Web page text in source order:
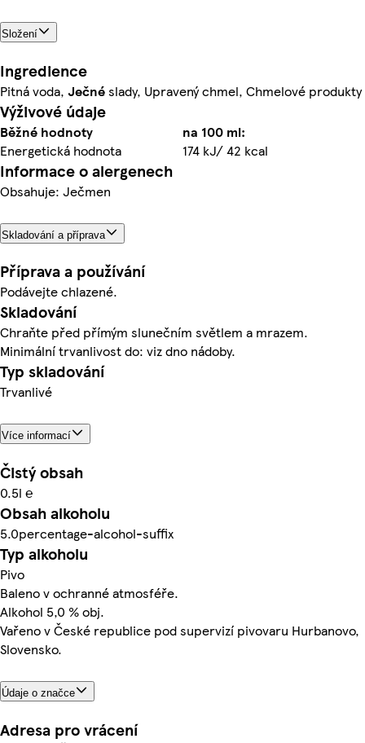
Složení
Ingredience
Pitná voda, Ječnéslady, Upravený chmel, Chmelové produkty
Výživové údaje
Běžné hodnoty
na 100 ml:
Energetická hodnota
174 kJ/ 42 kcal
Informace o alergenech
Obsahuje: Ječmen
Skladování a příprava
Příprava a používání
Podávejte chlazené.
Skladování
Chraňte před přímým slunečním světlem a mrazem.
Minimální trvanlivost do: viz dno nádoby.
Typ skladování
Trvanlivé
Více informací
Čistý obsah
0.5l ℮
Obsah alkoholu
5.0percentage-alcohol-suffix
Typ alkoholu
Pivo
Baleno v ochranné atmosféře.
Alkohol 5,0 % obj.
Vařeno v České republice pod supervizí pivovaru Hurbanovo,
Slovensko.
Údaje o značce
Adresa pro vrácení